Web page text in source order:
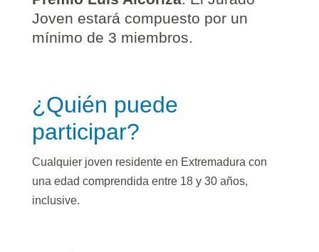
Joven estará compuesto por un
mínimo de 3 miembros.
¿Quién puede
participar?
Cualquier joven residente en Extremadura con
una edad comprendida entre 18 y 30 años,
inclusive.